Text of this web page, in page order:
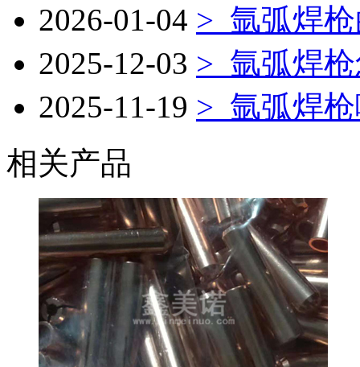
2026-01-04 > 氩弧焊
2025-12-03 > 氩弧焊
2025-11-19 > 氩弧焊
相关产品